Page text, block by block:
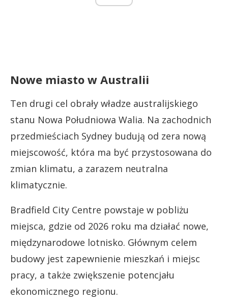
Nowe miasto w Australii
Ten drugi cel obrały władze australijskiego
stanu Nowa Południowa Walia. Na zachodnich
przedmieściach Sydney budują od zera nową
miejscowość, która ma być przystosowana do
zmian klimatu, a zarazem neutralna
klimatycznie.
Bradfield City Centre powstaje w pobliżu
miejsca, gdzie od 2026 roku ma działać nowe,
międzynarodowe lotnisko. Głównym celem
budowy jest zapewnienie mieszkań i miejsc
pracy, a także zwiększenie potencjału
ekonomicznego regionu.